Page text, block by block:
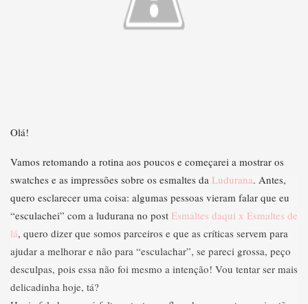
Olá!
Vamos retomando a rotina aos poucos e começarei a mostrar os
swatches e as impressões sobre os esmaltes da Ludurana. Antes,
quero esclarecer uma coisa: algumas pessoas vieram falar que eu
“esculachei” com a ludurana no post Esmaltes daqui x Esmaltes de
lá, quero dizer que somos parceiros e que as críticas servem para
ajudar a melhorar e não para “esculachar”, se pareci grossa, peço
desculpas, pois essa não foi mesmo a intenção! Vou tentar ser mais
delicadinha hoje, tá?